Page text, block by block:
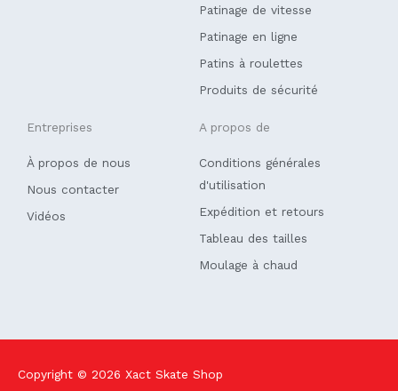
Patinage de vitesse
Patinage en ligne
Patins à roulettes
Produits de sécurité
Entreprises
À propos de nous
Nous contacter
Vidéos
A propos de
Conditions générales
d'utilisation
Expédition et retours
Tableau des tailles
Moulage à chaud
Copyright © 2026 Xact Skate Shop